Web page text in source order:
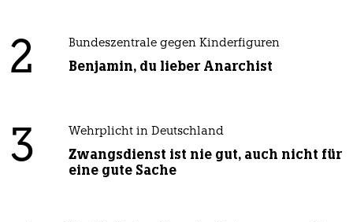
2 Bundeszentrale gegen Kinderfiguren
Benjamin, du lieber Anarchist
3 Wehrplicht in Deutschland
Zwangsdienst ist nie gut, auch nicht für
eine gute Sache